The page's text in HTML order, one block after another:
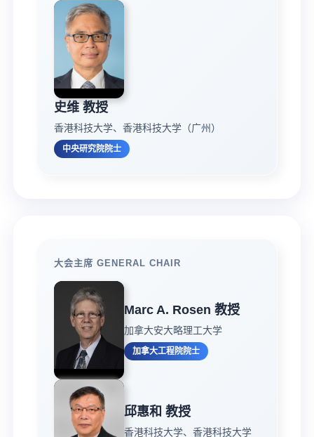
史维 教授
香港科技大学、香港科技大学（广州）
中央研究院院士
大会主席 GENERAL CHAIR
Marc A. Rosen 教授
加拿大安大略理工大学
加拿大工程院院士
邱惠和 教授
香港科技大学、香港科技大学